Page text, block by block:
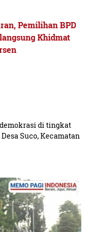
Pemilihan BPD
Khidmat
di tingkat
Suco, Kecamatan